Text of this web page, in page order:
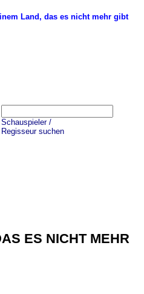
Land, das es nicht mehr gibt
Schauspieler /
Regisseur suchen
ES NICHT MEHR